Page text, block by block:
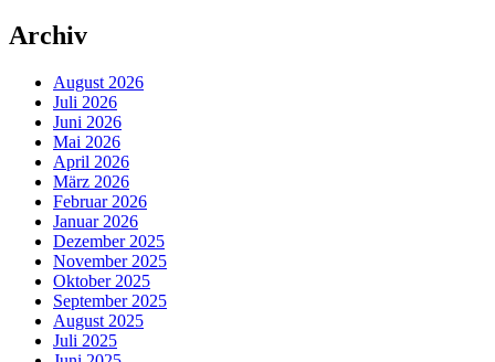
Archiv
August 2026
Juli 2026
Juni 2026
Mai 2026
April 2026
März 2026
Februar 2026
Januar 2026
Dezember 2025
November 2025
Oktober 2025
September 2025
August 2025
Juli 2025